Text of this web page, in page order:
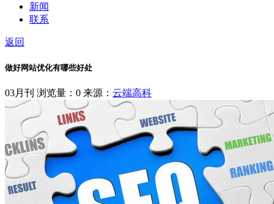
新闻
联系
返回
做好网站优化有哪些好处
03月刊 浏览量：0 来源： 云端高科